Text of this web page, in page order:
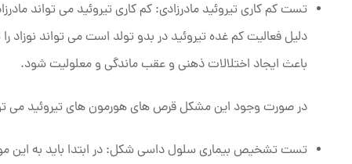
تست کم کاری تیروئید مادرزادی: کم کاری تیروئید می تواند
دلیل فعالیت کم غده تیروئید در بدو تولد است می تواند نوزاد
باعث ایجاد اختلالات ذهنی و عقب ماندگی و معلولیت شود.
در صورت وجود این مشکل قرص های هورمون های تیروئید می
تست تشخیص بیماری سلول داسی شکل: در ابتدا باید به این